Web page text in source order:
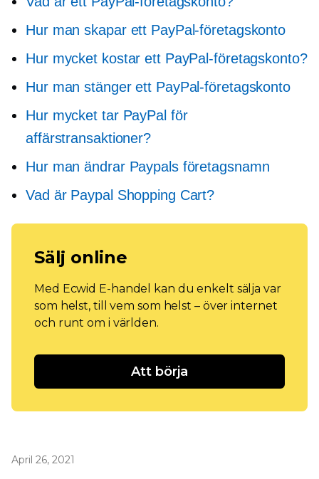
Hur man skapar ett PayPal-företagskonto
Hur mycket kostar ett PayPal-företagskonto?
Hur man stänger ett PayPal-företagskonto
Hur mycket tar PayPal för
affärstransaktioner?
Hur man ändrar Paypals företagsnamn
Vad är Paypal Shopping Cart?
Sälj online
Med Ecwid E-handel kan du enkelt sälja var
som helst, till vem som helst – över internet
och runt om i världen.
Att börja
April 26, 2021